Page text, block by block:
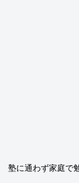
塾に通わず家庭で